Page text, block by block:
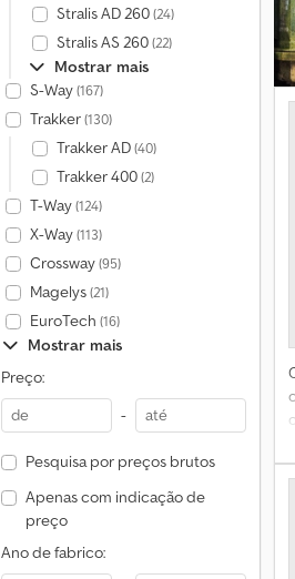
Stralis AD 260(24)
Stralis AS 260(22)
Mostrar mais
S-Way(167)
Trakker(130)
Trakker AD(40)
Trakker 400(2)
T-Way(124)
X-Way(113)
Crossway(95)
Magelys(21)
EuroTech (16)
Mostrar mais
Preço:
-
Pesquisa por preços brutos
Apenas com indicação de
preço
Ano de fabrico: